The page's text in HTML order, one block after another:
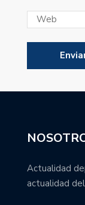
Actualidad
actualidad